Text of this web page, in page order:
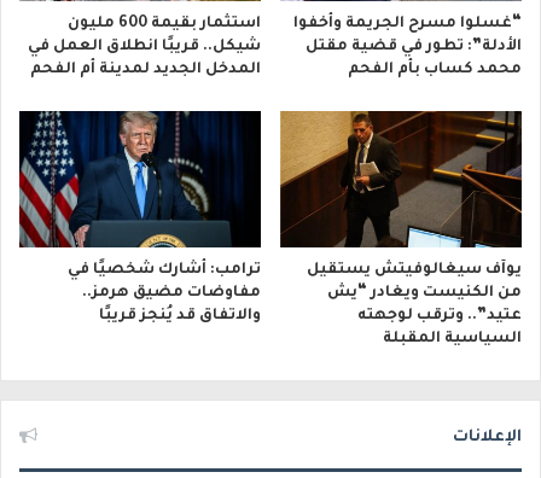
“غسلوا مسرح الجريمة وأخفوا
الأدلة”: تطور في قضية مقتل
محمد كساب بأم الفحم
استثمار بقيمة 600 مليون
شيكل.. قريبًا انطلاق العمل في
المدخل الجديد لمدينة أم الفحم
يوآف سيغالوفيتش يستقيل
من الكنيست ويغادر “يش
عتيد”.. وترقب لوجهته
السياسية المقبلة
ترامب: أشارك شخصيًا في
مفاوضات مضيق هرمز..
والاتفاق قد يُنجز قريبًا
الإعلانات